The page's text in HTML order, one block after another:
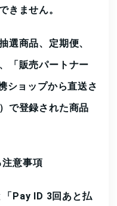
きません。
選商品、定期便、
「販売パートナー
ショップから直送さ
で登録された商品
注意事項
「Pay ID 3回あと払